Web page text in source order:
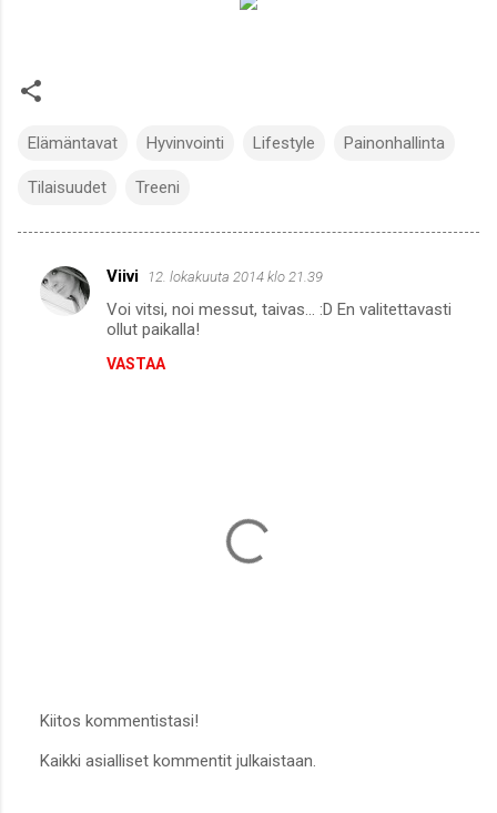
Elämäntavat Hyvinvointi Lifestyle Painonhallinta
Tilaisuudet Treeni
K
Viivi 12. lokakuuta 2014 klo 21.39
Voi vitsi, noi messut, taivas... :D En valitettavasti
ollut paikalla!
VASTAA
ä
Kiitos kommentistasi!
Kaikki asialliset kommentit julkaistaan.